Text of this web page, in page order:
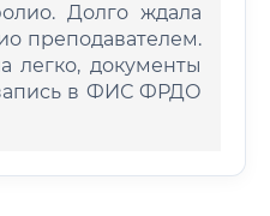
Долго ждала
преподавателем.
легко, документы
в ФИС ФРДО